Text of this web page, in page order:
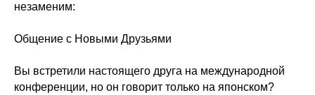
незаменим:
Общение с Новыми Друзьями
Вы встретили настоящего друга на международной
конференции, но он говорит только на японском?